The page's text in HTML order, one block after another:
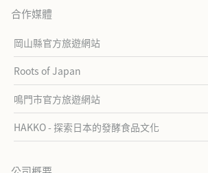
合作媒體
岡山縣官方旅遊網站
Roots of Japan
鳴門市官方旅遊網站
HAKKO - 探索日本的發酵食品文化